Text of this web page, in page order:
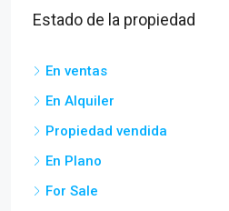
Estado de la propiedad
En ventas
En Alquiler
Propiedad vendida
En Plano
For Sale